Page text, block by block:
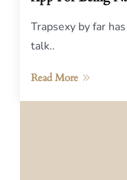
Trapsexy by far
talk..
Read More